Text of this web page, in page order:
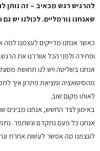
להרגיש רגש מכאיב – זה נותן
שאנחנו נורמליים. לכולנו יש גם
כאשר אנחנו מדייקים לעצמנו למה
ופתירה ולפני הכל אווררנו את
אנחנו בשליטה ויש לנו תחושת
מהסיטואציה ומציאת פתרון איך
לאותו מקום שוב.
באימון לצד החשש, אנחנו מבינים
אנחנו כל פעם נתקדם ונשתפר.
לעצמנו מה אפשר לעשות אחרת ונתקדם.